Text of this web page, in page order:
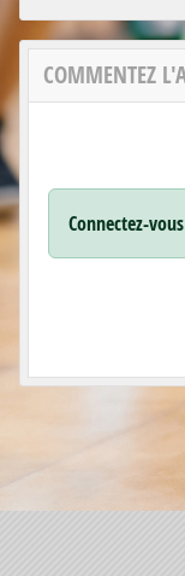
COMMENTEZ
Connectez-vous